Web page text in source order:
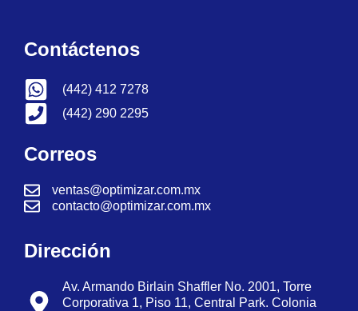
Contáctenos
(442) 412 7278
(442) 290 2295
Correos
ventas@optimizar.com.mx
contacto@optimizar.com.mx
Dirección
Av. Armando Birlain Shaffler No. 2001, Torre
Corporativa 1, Piso 11, Central Park. Colonia